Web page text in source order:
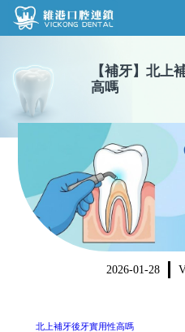
維港
品
環
醫院
收費
收費
植
根管
美學
醫生
門診
【補牙】 北上
高嗎
2026-01-28
北上補牙後牙實用性高嗎